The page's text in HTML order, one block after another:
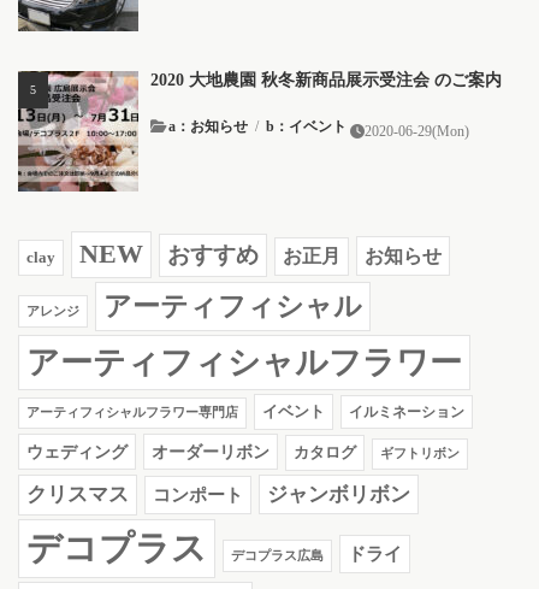
2020 大地農園 秋冬新商品展示受注会 のご案内
2020-06-29(Mon)
a：お知らせ / b：イベント
clay NEW おすすめ お正月 お知らせ
アレンジ アーティフィシャル
アーティフィシャルフラワー
アーティフィシャルフラワー専門店 イベント イルミネーション
ウェディング オーダーリボン カタログ ギフトリボン
クリスマス コンポート ジャンボリボン
デコプラス デコプラス広島 ドライ